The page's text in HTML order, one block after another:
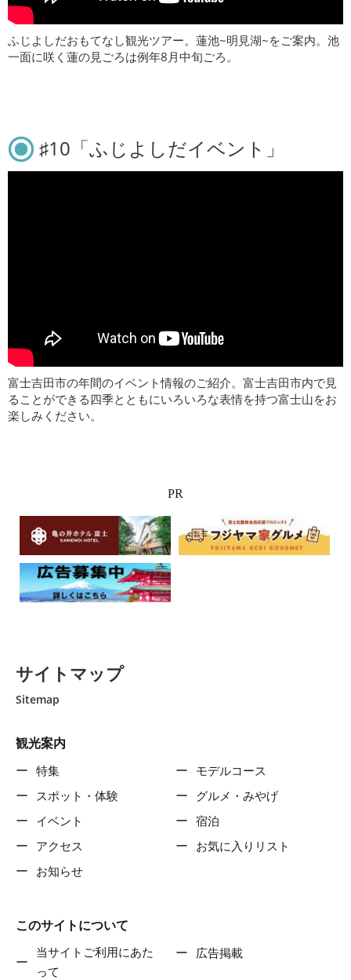
ふじよしだおもてなし観光ツアー。蓮池~明見湖~をご案内。池
一面に咲く蓮の見ごろは例年8月中旬ごろ。
♯10「ふじよしだイベント」
富士吉田市の年間のイベント情報のご紹介。富士吉田市内で見
ることができる四季とともにいろいろな表情を持つ富士山をお
楽しみください。
PR
サイトマップ
Sitemap
観光案内
特集
モデルコース
スポット・体験
グルメ・みやげ
イベント
宿泊
アクセス
お気に入りリスト
お知らせ
このサイトについて
当サイトご利用にあた
って
広告掲載